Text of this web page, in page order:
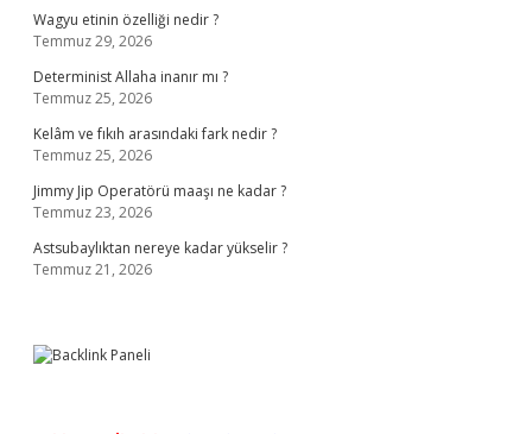
Wagyu etinin özelliği nedir ?
Temmuz 29, 2026
Determinist Allaha inanır mı ?
Temmuz 25, 2026
Kelâm ve fıkıh arasındaki fark nedir ?
Temmuz 25, 2026
Jimmy Jip Operatörü maaşı ne kadar ?
Temmuz 23, 2026
Astsubaylıktan nereye kadar yükselir ?
Temmuz 21, 2026